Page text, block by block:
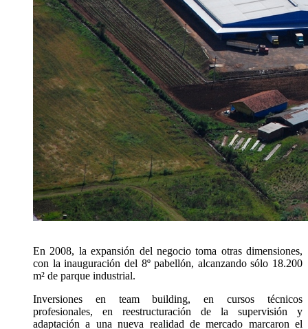
En 2008, la expansión del negocio toma otras dimensiones,
con la inauguración del 8º pabellón, alcanzando sólo 18.200
m² de parque industrial.
Inversiones en team building, en cursos técnicos
profesionales, en reestructuración de la supervisión y
adaptación a una nueva realidad de mercado marcaron el